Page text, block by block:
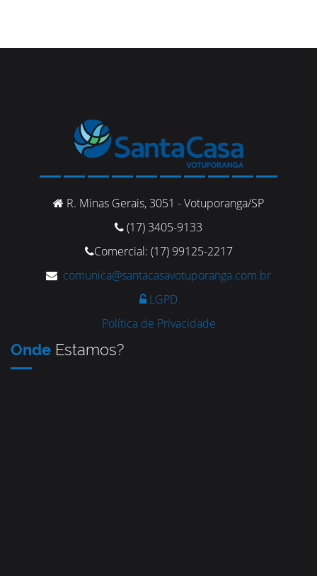
R. Minas Gerais, 3051 - Votuporanga/SP
(17) 3405-9133
Comercial: (17) 99125-2217
comunica@santacasavotuporanga.com.br
LGPD
Política de Privacidade
Onde Estamos?